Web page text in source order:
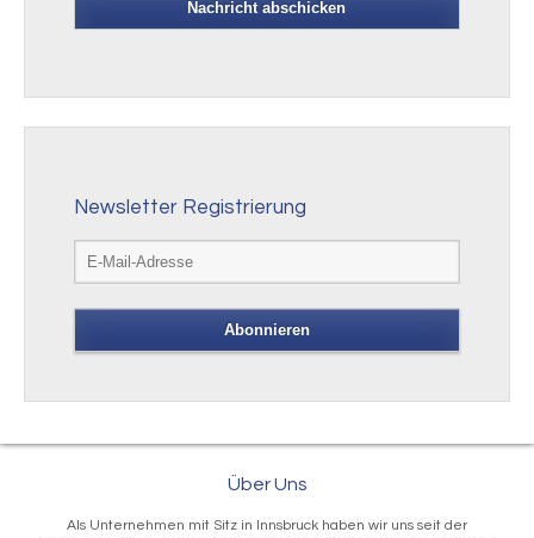
Newsletter Registrierung
Über Uns
Als Unternehmen mit Sitz in Innsbruck haben wir uns seit der